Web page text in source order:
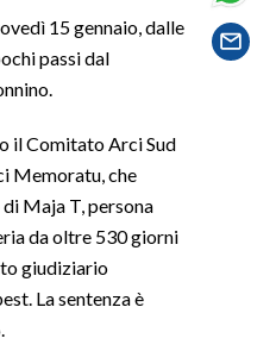
15 gennaio, dalle
passi dal
il Comitato Arci Sud
Memoratu, che
Maja T, persona
da oltre 530 giorni
giudiziario
La sentenza è